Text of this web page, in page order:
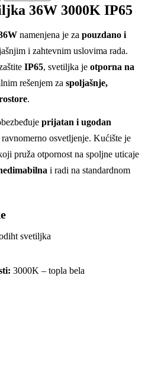
36W 3000K IP65
namenjena je za pouzdano i
i zahtevnim uslovima rada.
IP65, svetiljka je otporna na
rešenjem za spoljašnje,
.
prijatan i ugodan
osvetljenje. Kućište je
pruža otpornost na spoljne uticaje
i radi na standardnom
svetiljka
3000K – topla bela